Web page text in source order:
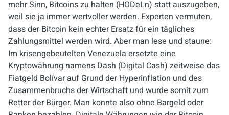
mehr Sinn, Bitcoins zu halten (HODeLn) statt auszugeben,
weil sie ja immer wertvoller werden. Experten vermuten,
dass der Bitcoin kein echter Ersatz für ein tägliches
Zahlungsmittel werden wird. Aber man lese und staune:
Im krisengebeutelten Venezuela ersetzte eine
Kryptowährung namens Dash (Digital Cash) zeitweise das
Fiatgeld Bolívar auf Grund der Hyperinflation und des
Zusammenbruchs der Wirtschaft und wurde somit zum
Retter der Bürger. Man konnte also ohne Bargeld oder